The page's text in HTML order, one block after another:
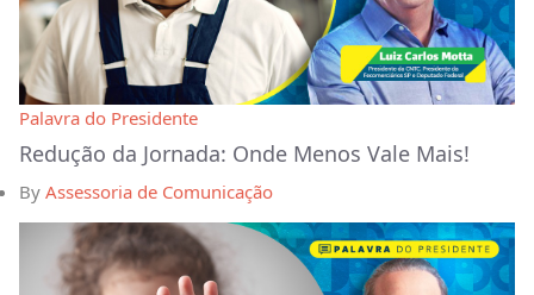
Palavra do Presidente
Redução da Jornada: Onde Menos Vale Mais!
By Assessoria de Comunicação